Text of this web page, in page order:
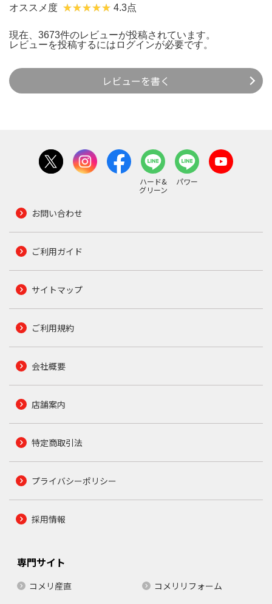
オススメ度 4.3点
現在、3673件のレビューが投稿されています。
レビューを投稿するには ログインが必要です。
レビューを書く
ハード&
グリーン
パワー
お問い合わせ
ご利用ガイド
サイトマップ
ご利用規約
会社概要
店舗案内
特定商取引法
プライバシーポリシー
採用情報
専門サイト
コメリ産直
コメリリフォーム